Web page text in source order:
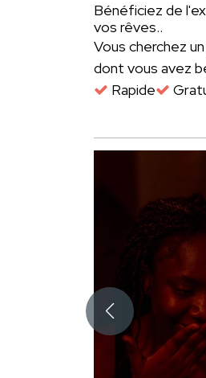
Bénéficiez de
vos rêves..
Vous cherchez
dont vous avez
Rapide